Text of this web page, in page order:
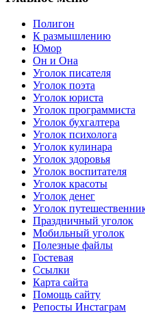
Полигон
К размышлению
Юмор
Он и Она
Уголок писателя
Уголок поэта
Уголок юриста
Уголок программиста
Уголок бухгалтера
Уголок психолога
Уголок кулинара
Уголок здоровья
Уголок воспитателя
Уголок красоты
Уголок денег
Уголок
Праздничный уголок
Мобильный уголок
Полезные файлы
Гостевая
Ссылки
Карта сайта
Помощь сайту
Репосты Инстаграм